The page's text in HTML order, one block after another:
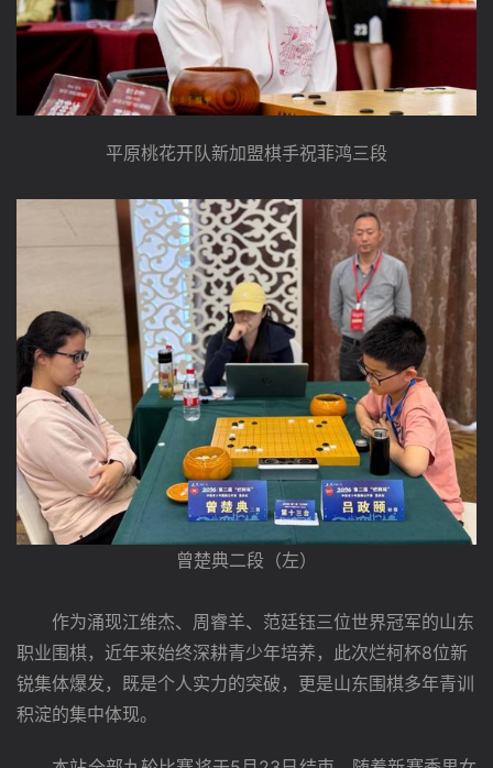
平原桃花开队新加盟棋手祝菲鸿三段
曾楚典二段（左）
作为涌现江维杰、周睿羊、范廷钰三位世界冠军的山东
职业围棋，近年来始终深耕青少年培养，此次烂柯杯8位新
锐集体爆发，既是个人实力的突破，更是山东围棋多年青训
积淀的集中体现。